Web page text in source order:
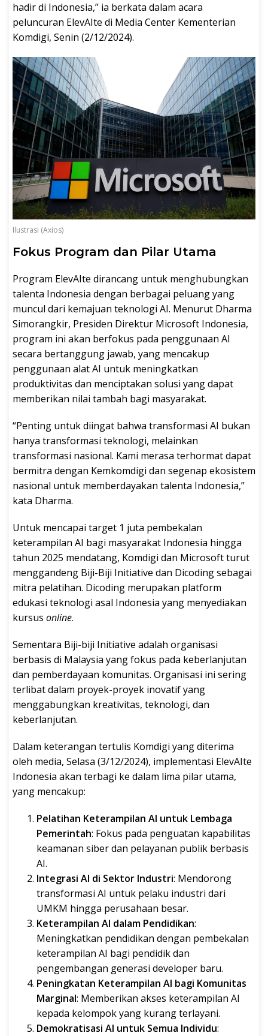
hadir di Indonesia,” ia berkata dalam acara
peluncuran ElevAIte di Media Center Kementerian
Komdigi, Senin (2/12/2024).
Ilustrasi (Axios)
Fokus Program dan Pilar Utama
Program ElevAIte dirancang untuk menghubungkan
talenta Indonesia dengan berbagai peluang yang
muncul dari kemajuan teknologi AI. Menurut Dharma
Simorangkir, Presiden Direktur Microsoft Indonesia,
program ini akan berfokus pada penggunaan AI
secara bertanggung jawab, yang mencakup
penggunaan alat AI untuk meningkatkan
produktivitas dan menciptakan solusi yang dapat
memberikan nilai tambah bagi masyarakat.
“Penting untuk diingat bahwa transformasi AI bukan
hanya transformasi teknologi, melainkan
transformasi nasional. Kami merasa terhormat dapat
bermitra dengan Kemkomdigi dan segenap ekosistem
nasional untuk memberdayakan talenta Indonesia,”
kata Dharma.
Untuk mencapai target 1 juta pembekalan
keterampilan AI bagi masyarakat Indonesia hingga
tahun 2025 mendatang, Komdigi dan Microsoft turut
menggandeng Biji-Biji Initiative dan Dicoding sebagai
mitra pelatihan. Dicoding merupakan platform
edukasi teknologi asal Indonesia yang menyediakan
kursus online.
Sementara Biji-biji Initiative adalah organisasi
berbasis di Malaysia yang fokus pada keberlanjutan
dan pemberdayaan komunitas. Organisasi ini sering
terlibat dalam proyek-proyek inovatif yang
menggabungkan kreativitas, teknologi, dan
keberlanjutan.
Dalam keterangan tertulis Komdigi yang diterima
oleh media, Selasa (3/12/2024), implementasi ElevAIte
Indonesia akan terbagi ke dalam lima pilar utama,
yang mencakup:
Pelatihan Keterampilan AI untuk Lembaga
Pemerintah: Fokus pada penguatan kapabilitas
keamanan siber dan pelayanan publik berbasis
AI.
Integrasi AI di Sektor Industri: Mendorong
transformasi AI untuk pelaku industri dari
UMKM hingga perusahaan besar.
Keterampilan AI dalam Pendidikan:
Meningkatkan pendidikan dengan pembekalan
keterampilan AI bagi pendidik dan
pengembangan generasi developer baru.
Peningkatan Keterampilan AI bagi Komunitas
Marginal: Memberikan akses keterampilan AI
kepada kelompok yang kurang terlayani.
Demokratisasi AI untuk Semua Individu: